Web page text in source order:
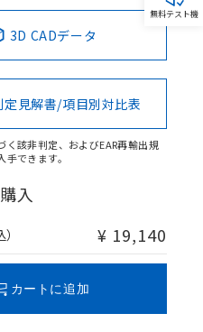
3D CADデータ
定見解書/項目別対比表
く該非判定、およびEAR再輸出規
できます。
入
¥ 19,140
カートに追加
無料テスト機